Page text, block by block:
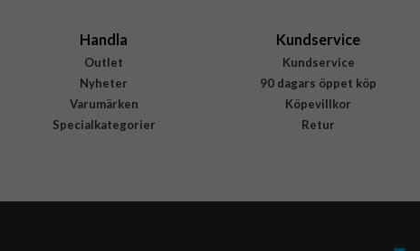
Handla
Outlet
Nyheter
Varumärken
Specialkategorier
Kundservice
Kundservice
90 dagars öppet köp
Köpevillkor
Retur